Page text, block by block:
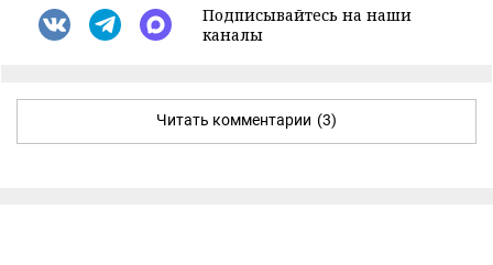
Подписывайтесь на наши
каналы
Читать комментарии (3)